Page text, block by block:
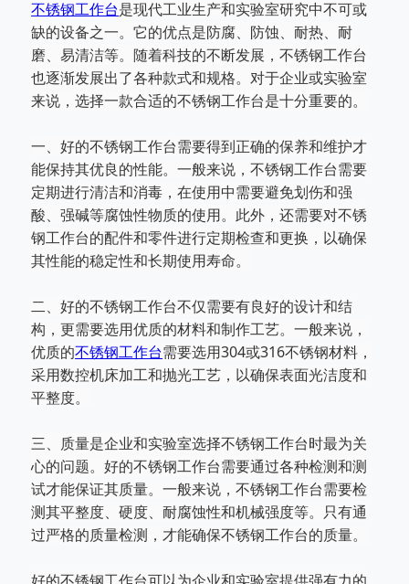
不锈钢工作台是现代工业生产和实验室研究中不可或
缺的设备之一。它的优点是防腐、防蚀、耐热、耐
磨、易清洁等。随着科技的不断发展，不锈钢工作台
也逐渐发展出了各种款式和规格。对于企业或实验室
来说，选择一款合适的不锈钢工作台是十分重要的。
一、好的不锈钢工作台需要得到正确的保养和维护才
能保持其优良的性能。一般来说，不锈钢工作台需要
定期进行清洁和消毒，在使用中需要避免划伤和强
酸、强碱等腐蚀性物质的使用。此外，还需要对不锈
钢工作台的配件和零件进行定期检查和更换，以确保
其性能的稳定性和长期使用寿命。
二、好的不锈钢工作台不仅需要有良好的设计和结
构，更需要选用优质的材料和制作工艺。一般来说，
优质的不锈钢工作台需要选用304或316不锈钢材料，
采用数控机床加工和抛光工艺，以确保表面光洁度和
平整度。
三、质量是企业和实验室选择不锈钢工作台时最为关
心的问题。好的不锈钢工作台需要通过各种检测和测
试才能保证其质量。一般来说，不锈钢工作台需要检
测其平整度、硬度、耐腐蚀性和机械强度等。只有通
过严格的质量检测，才能确保不锈钢工作台的质量。